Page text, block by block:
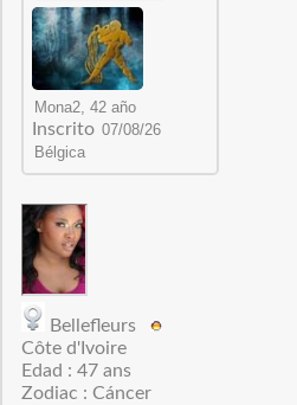
Inscrito
Bellefleurs
Côte d'Ivoire
Edad : 47 ans
Zodiac : Cáncer